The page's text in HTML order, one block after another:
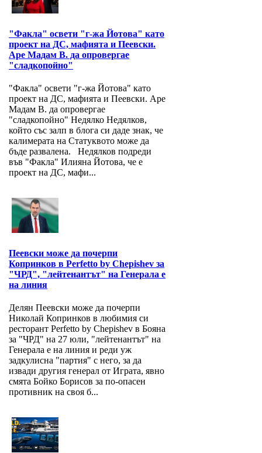
"Факла" освети "г-жа Йотова" като
проект на ДС, мафията и Пеевски.
Аре Мадам В. да опровергае
"сладкопойно"
"Факла" освети "г-жа Йотова" като
проект на ДС, мафията и Пеевски. Аре
Мадам В. да опровергае
"сладкопойно" Недялко Недялков,
който със залп в блога си даде знак, че
калимерата на Статуквото може да
бъде развалена. Недялков подреди
във "Факла" Илияна Йотова, че е
проект на ДС, мафи...
Пеевски може да почерпи
Копринков в Perfetto by Chepishev за
"ЧРД", "лейтенантът" на Генерала е
на линия
Делян Пеевски може да почерпи
Николай Копринков в любимия си
ресторант Perfetto by Chepishev в Бояна
за "ЧРД" на 27 юли, "лейтенантът" на
Генерала е на линия и реди уж
задкулисна "партия" с него, за да
извади другия генерал от Играта, явно
смята Бойко Борисов за по-опасен
противник на своя б...